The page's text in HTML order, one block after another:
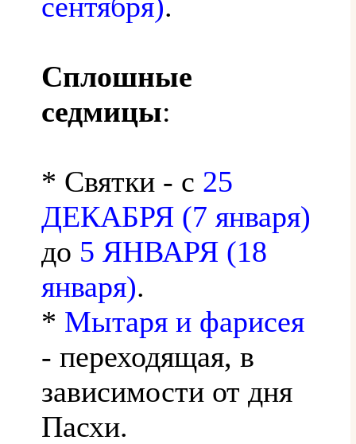
Сплошные
седмицы:
* Святки - с 25
ДЕКАБРЯ (7 января)
до 5 ЯНВАРЯ (18
января).
* Мытаря и фарисея
- переходящая, в
зависимости от дня
Пасхи.